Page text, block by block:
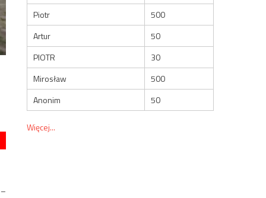
Piotr
500
Artur
50
PIOTR
30
Mirosław
500
Anonim
50
Więcej...